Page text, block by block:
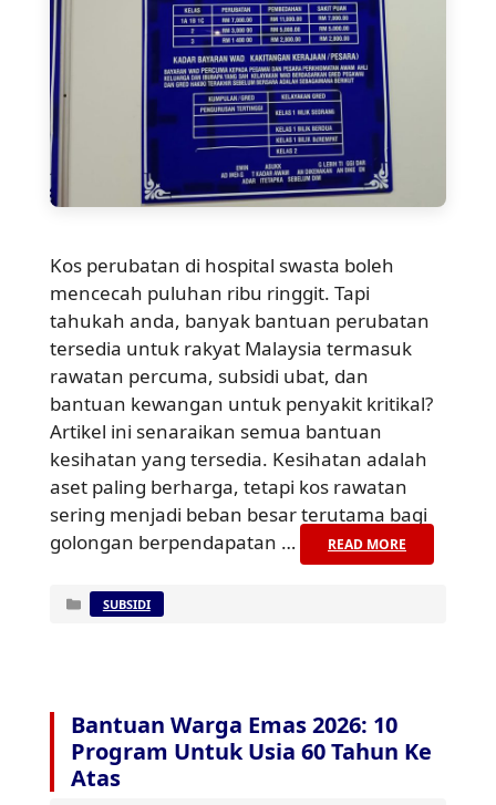
Kos perubatan di hospital swasta boleh
mencecah puluhan ribu ringgit. Tapi
tahukah anda, banyak bantuan perubatan
tersedia untuk rakyat Malaysia termasuk
rawatan percuma, subsidi ubat, dan
bantuan kewangan untuk penyakit kritikal?
Artikel ini senaraikan semua bantuan
kesihatan yang tersedia. Kesihatan adalah
aset paling berharga, tetapi kos rawatan
sering menjadi beban besar terutama bagi
golongan berpendapatan …
READ MORE
Categories
SUBSIDI
Bantuan Warga Emas 2026: 10
Program Untuk Usia 60 Tahun Ke
Atas